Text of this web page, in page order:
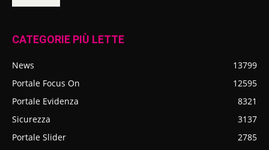
CATEGORIE PIÙ LETTE
News
13799
Portale Focus On
12595
Portale Evidenza
8321
Sicurezza
3137
Portale Slider
2785